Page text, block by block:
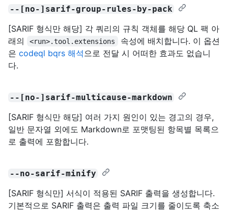
--[no-]sarif-group-rules-by-pack
[SARIF 형식만 해당] 각 쿼리의 규칙 객체를 해당 QL 팩 아
래의
<run>.tool.extensions
속성에 배치합니다. 이 옵션
은 codeql bqrs 해석 으로 전달 시 어떠한 효과도 없습니
다.
--[no-]sarif-multicause-markdown
[SARIF 형식만 해당] 여러 가지 원인이 있는 경고의 경우,
일반 문자열 외에도 Markdown로 포맷팅된 항목별 목록으
로 출력에 포함합니다.
--no-sarif-minify
[SARIF 형식만] 서식이 적용된 SARIF 출력을 생성합니다.
기본적으로 SARIF 출력은 출력 파일 크기를 줄이도록 축소